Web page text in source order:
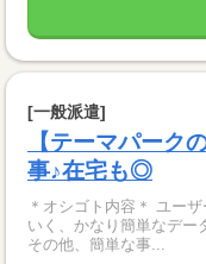
[一般派遣]
【テーマパーク
事♪在宅も◎
＊オシゴト内容＊ ユーザー情報を専用フォームに そのまま入力して
いく、かなり簡単なデ
その他、簡単な事...